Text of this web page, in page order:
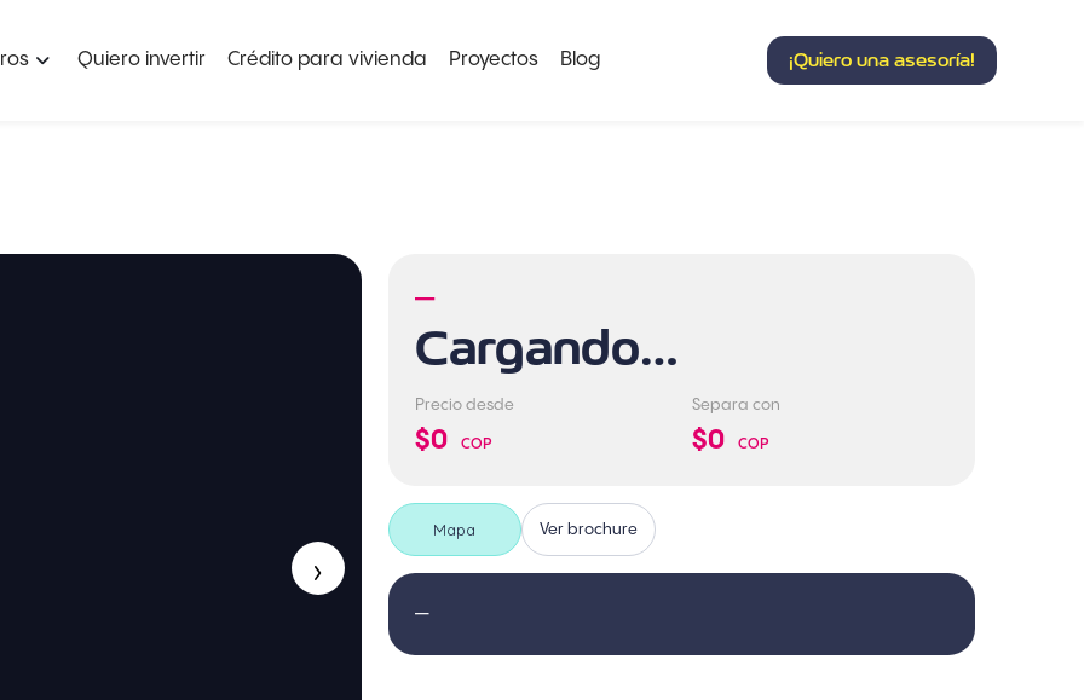
Quiero invertir Crédito para vivienda Proyectos Blog ¡Quiero una asesoría!
›
—
Cargando…
Precio desde
$0 COP
Separa con
$0 COP
Mapa Ver brochure
—